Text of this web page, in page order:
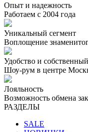
Опыт и надежность
Работаем с 2004 года
Уникальный сегмент
Воплощение
Удобство и
Шоу-рум в центре
Лояльность
Возможность обмена
РАЗДЕЛЫ
SALE